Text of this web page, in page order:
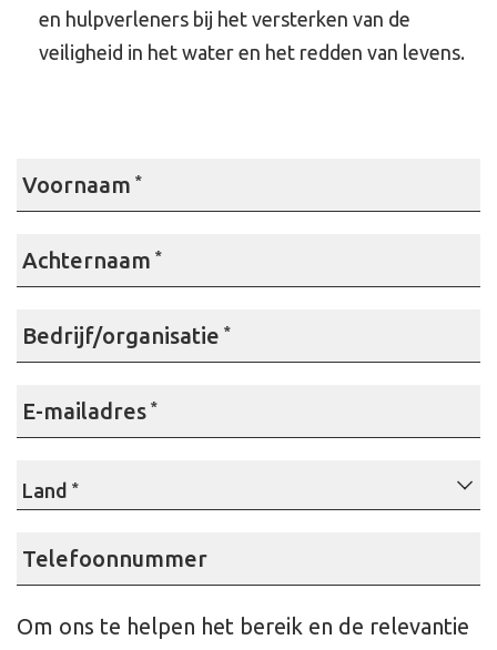
en hulpverleners bij het versterken van de
veiligheid in het water en het redden van levens.
Voornaam *
Achternaam *
Bedrijf/organisatie *
E-mailadres *
Land
Telefoonnummer
Om ons te helpen het bereik en de relevantie